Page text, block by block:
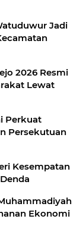
Jadi
2026 Resmi
Lewat
Perkuat
Persekutuan
Kesempatan
Ekonomi